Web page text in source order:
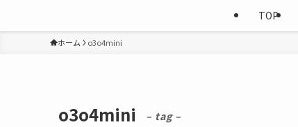
TOP
ホーム o3o4mini
o3o4mini – tag –